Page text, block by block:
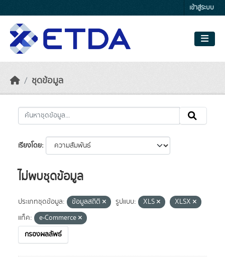
เข้าสู่ระบบ
ชุดข้อมูล
เรียงโดย
ไม่พบชุดข้อมูล
ประเภทชุดข้อมูล: ข้อมูลสถิติ รูปแบบ: XLS
XLSX
แท็ค:
e-Commerce
กรองผลลัพธ์